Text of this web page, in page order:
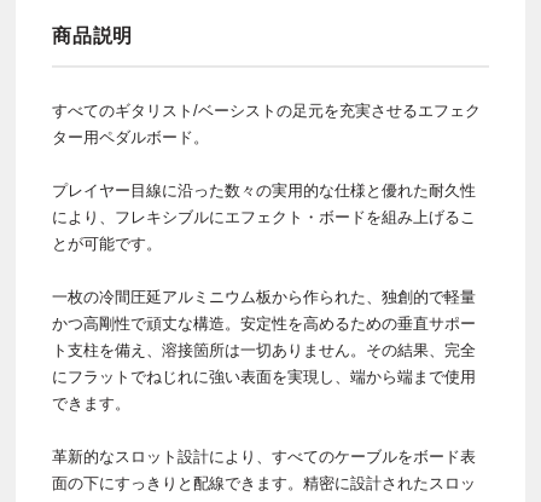
商品説明
すべてのギタリスト/ベーシストの足元を充実させるエフェク
ター用ペダルボード。
プレイヤー目線に沿った数々の実用的な仕様と優れた耐久性
により、フレキシブルにエフェクト・ボードを組み上げるこ
とが可能です。
一枚の冷間圧延アルミニウム板から作られた、独創的で軽量
かつ高剛性で頑丈な構造。安定性を高めるための垂直サポー
ト支柱を備え、溶接箇所は一切ありません。その結果、完全
にフラットでねじれに強い表面を実現し、端から端まで使用
できます。
革新的なスロット設計により、すべてのケーブルをボード表
面の下にすっきりと配線できます。精密に設計されたスロッ